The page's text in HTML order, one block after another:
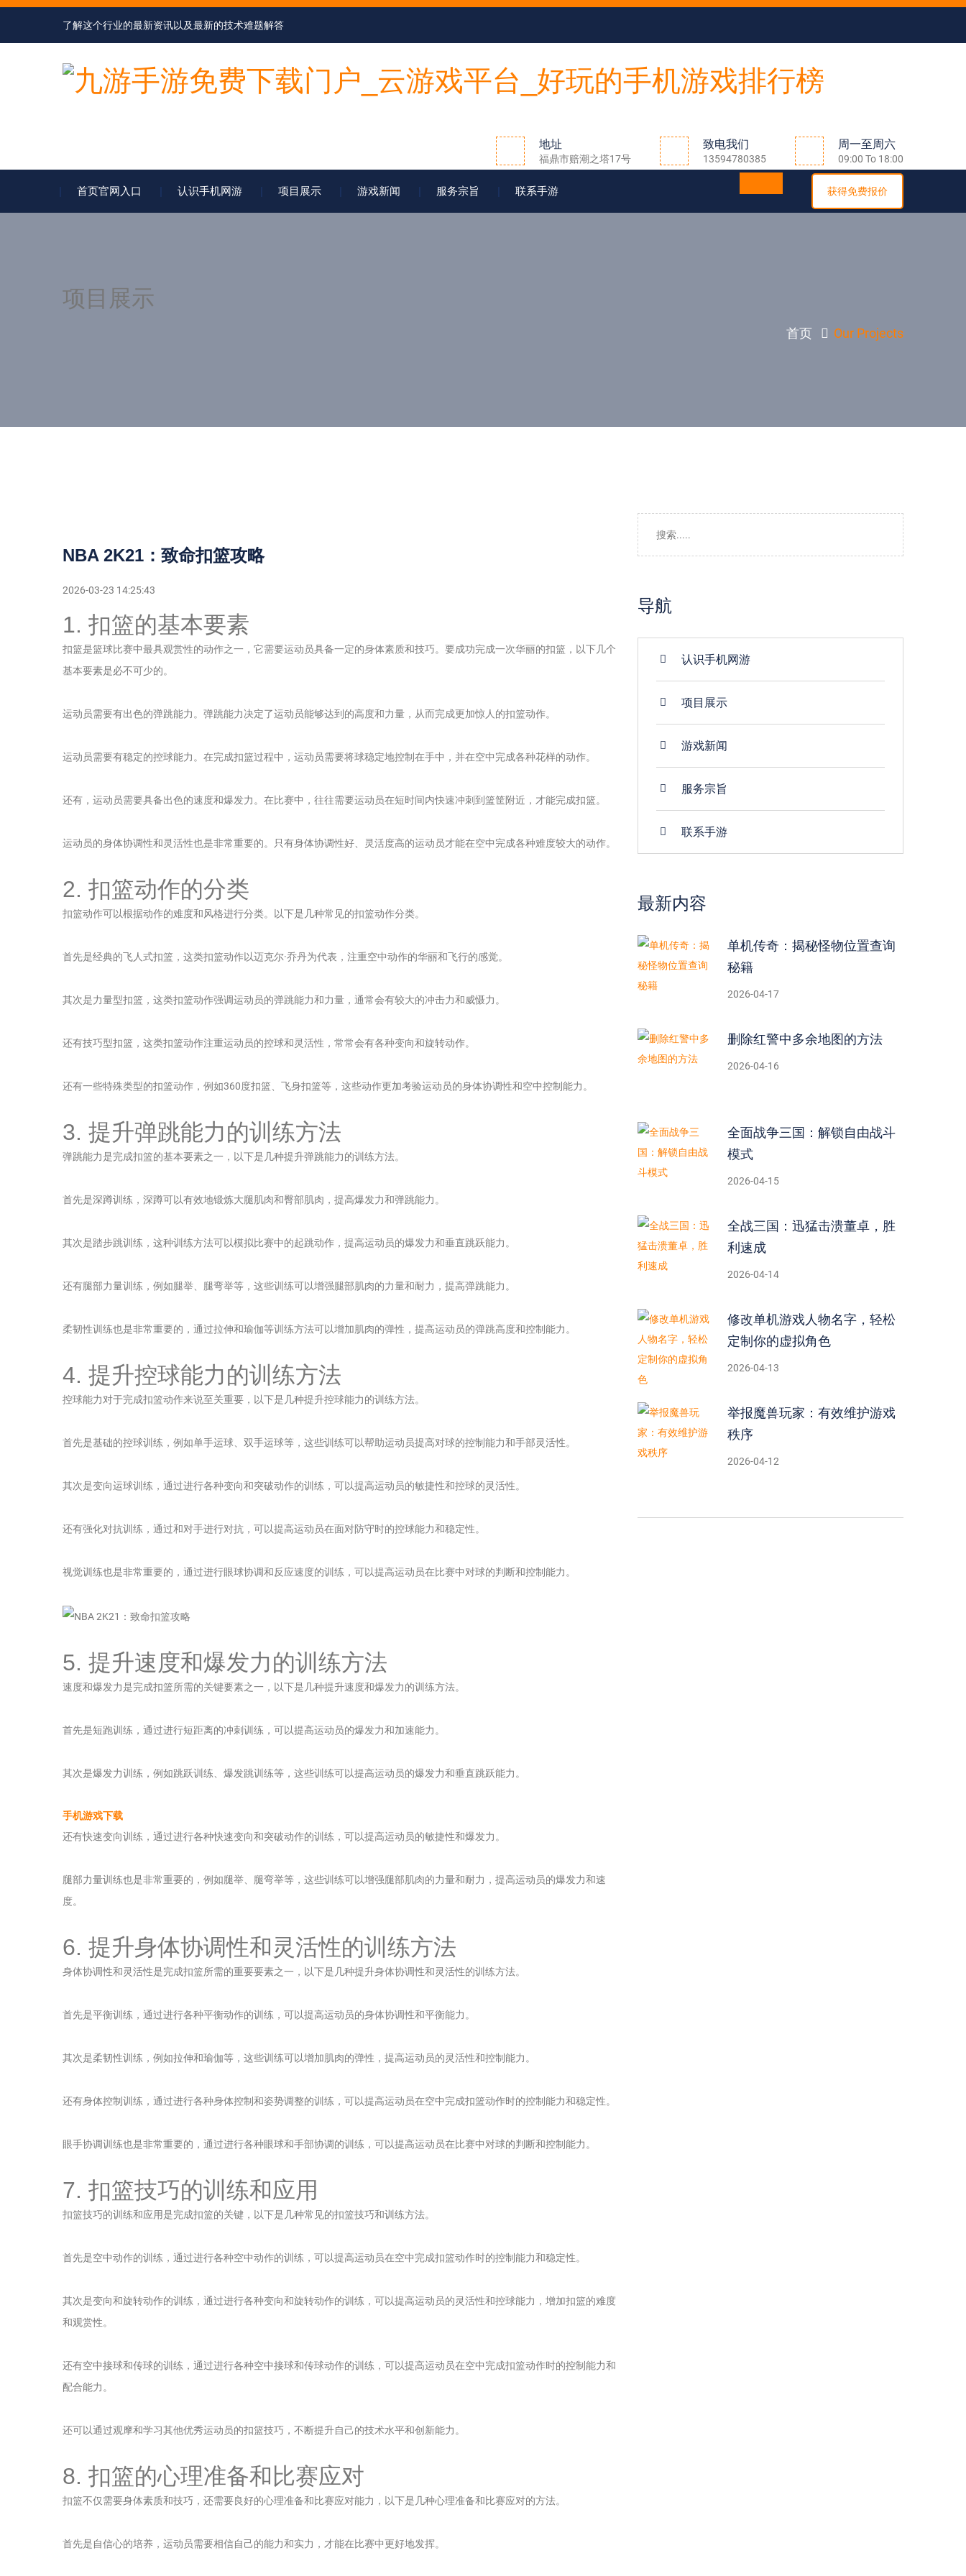
了解这个行业的最新资讯以及最新的技术难题解答
地址
福鼎市赔潮之塔17号
致电我们
13594780385
周一至周六
09:00 To 18:00
首页官网入口 认识手机网游 项目展示 游戏新闻 服务宗旨 联系手游 获得免费报价
项目展示
首页 Our Projects
NBA 2K21：致命扣篮攻略
2026-03-23 14:25:43
1. 扣篮的基本要素
扣篮是篮球比赛中最具观赏性的动作之一，它需要运动员具备一定的身体素质和技巧。要成功完成一次华丽的扣篮，以下几个
基本要素是必不可少的。
运动员需要有出色的弹跳能力。弹跳能力决定了运动员能够达到的高度和力量，从而完成更加惊人的扣篮动作。
运动员需要有稳定的控球能力。在完成扣篮过程中，运动员需要将球稳定地控制在手中，并在空中完成各种花样的动作。
还有，运动员需要具备出色的速度和爆发力。在比赛中，往往需要运动员在短时间内快速冲刺到篮筐附近，才能完成扣篮。
运动员的身体协调性和灵活性也是非常重要的。只有身体协调性好、灵活度高的运动员才能在空中完成各种难度较大的动作。
2. 扣篮动作的分类
扣篮动作可以根据动作的难度和风格进行分类。以下是几种常见的扣篮动作分类。
首先是经典的飞人式扣篮，这类扣篮动作以迈克尔·乔丹为代表，注重空中动作的华丽和飞行的感觉。
其次是力量型扣篮，这类扣篮动作强调运动员的弹跳能力和力量，通常会有较大的冲击力和威慑力。
还有技巧型扣篮，这类扣篮动作注重运动员的控球和灵活性，常常会有各种变向和旋转动作。
还有一些特殊类型的扣篮动作，例如360度扣篮、飞身扣篮等，这些动作更加考验运动员的身体协调性和空中控制能力。
3. 提升弹跳能力的训练方法
弹跳能力是完成扣篮的基本要素之一，以下是几种提升弹跳能力的训练方法。
首先是深蹲训练，深蹲可以有效地锻炼大腿肌肉和臀部肌肉，提高爆发力和弹跳能力。
其次是踏步跳训练，这种训练方法可以模拟比赛中的起跳动作，提高运动员的爆发力和垂直跳跃能力。
还有腿部力量训练，例如腿举、腿弯举等，这些训练可以增强腿部肌肉的力量和耐力，提高弹跳能力。
柔韧性训练也是非常重要的，通过拉伸和瑜伽等训练方法可以增加肌肉的弹性，提高运动员的弹跳高度和控制能力。
4. 提升控球能力的训练方法
控球能力对于完成扣篮动作来说至关重要，以下是几种提升控球能力的训练方法。
首先是基础的控球训练，例如单手运球、双手运球等，这些训练可以帮助运动员提高对球的控制能力和手部灵活性。
其次是变向运球训练，通过进行各种变向和突破动作的训练，可以提高运动员的敏捷性和控球的灵活性。
还有强化对抗训练，通过和对手进行对抗，可以提高运动员在面对防守时的控球能力和稳定性。
视觉训练也是非常重要的，通过进行眼球协调和反应速度的训练，可以提高运动员在比赛中对球的判断和控制能力。
5. 提升速度和爆发力的训练方法
速度和爆发力是完成扣篮所需的关键要素之一，以下是几种提升速度和爆发力的训练方法。
首先是短跑训练，通过进行短距离的冲刺训练，可以提高运动员的爆发力和加速能力。
其次是爆发力训练，例如跳跃训练、爆发跳训练等，这些训练可以提高运动员的爆发力和垂直跳跃能力。
手机游戏下载
还有快速变向训练，通过进行各种快速变向和突破动作的训练，可以提高运动员的敏捷性和爆发力。
腿部力量训练也是非常重要的，例如腿举、腿弯举等，这些训练可以增强腿部肌肉的力量和耐力，提高运动员的爆发力和速
度。
6. 提升身体协调性和灵活性的训练方法
身体协调性和灵活性是完成扣篮所需的重要要素之一，以下是几种提升身体协调性和灵活性的训练方法。
首先是平衡训练，通过进行各种平衡动作的训练，可以提高运动员的身体协调性和平衡能力。
其次是柔韧性训练，例如拉伸和瑜伽等，这些训练可以增加肌肉的弹性，提高运动员的灵活性和控制能力。
还有身体控制训练，通过进行各种身体控制和姿势调整的训练，可以提高运动员在空中完成扣篮动作时的控制能力和稳定性。
眼手协调训练也是非常重要的，通过进行各种眼球和手部协调的训练，可以提高运动员在比赛中对球的判断和控制能力。
7. 扣篮技巧的训练和应用
扣篮技巧的训练和应用是完成扣篮的关键，以下是几种常见的扣篮技巧和训练方法。
首先是空中动作的训练，通过进行各种空中动作的训练，可以提高运动员在空中完成扣篮动作时的控制能力和稳定性。
其次是变向和旋转动作的训练，通过进行各种变向和旋转动作的训练，可以提高运动员的灵活性和控球能力，增加扣篮的难度
和观赏性。
还有空中接球和传球的训练，通过进行各种空中接球和传球动作的训练，可以提高运动员在空中完成扣篮动作时的控制能力和
配合能力。
还可以通过观摩和学习其他优秀运动员的扣篮技巧，不断提升自己的技术水平和创新能力。
8. 扣篮的心理准备和比赛应对
扣篮不仅需要身体素质和技巧，还需要良好的心理准备和比赛应对能力，以下是几种心理准备和比赛应对的方法。
首先是自信心的培养，运动员需要相信自己的能力和实力，才能在比赛中更好地发挥。
导航
认识手机网游
项目展示
游戏新闻
服务宗旨
联系手游
最新内容
单机传奇：揭秘怪物位置查询
秘籍
2026-04-17
删除红警中多余地图的方法
2026-04-16
全面战争三国：解锁自由战斗
模式
2026-04-15
全战三国：迅猛击溃董卓，胜
利速成
2026-04-14
修改单机游戏人物名字，轻松
定制你的虚拟角色
2026-04-13
举报魔兽玩家：有效维护游戏
秩序
2026-04-12